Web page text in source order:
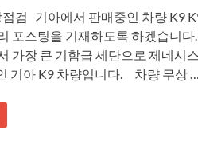
점검 기아에서 판매중인 차량 K9
포스팅을 기재하도록 하겠습니다.
가장 큰 기함급 세단으로 제네시스
기아 K9 차량입니다. 차량 무상 …